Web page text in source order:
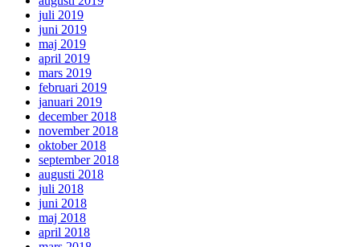
juli 2019
juni 2019
maj 2019
april 2019
mars 2019
februari 2019
januari 2019
december 2018
november 2018
oktober 2018
september 2018
augusti 2018
juli 2018
juni 2018
maj 2018
april 2018